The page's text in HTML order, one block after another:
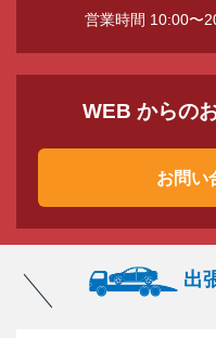
営業時間 10:00〜
WEB からの
お問い
出